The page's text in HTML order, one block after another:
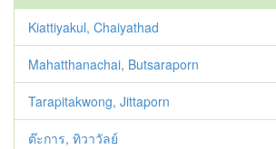
Kiattiyakul, Chaiyathad
Mahatthanachai, Butsaraporn
Tarapitakwong, Jittaporn
ต๊ะการ, ทิวาวัลย์